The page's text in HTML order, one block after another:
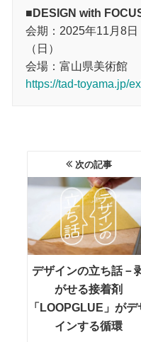
■DESIGN with
会期：2025年11月8
（日）
会場：富山県美術館
https://tad-toyama.jp/
次の記事
デザインの立ち話－
がせる接着剤
「LOOPGLUE」がデ
インする循環